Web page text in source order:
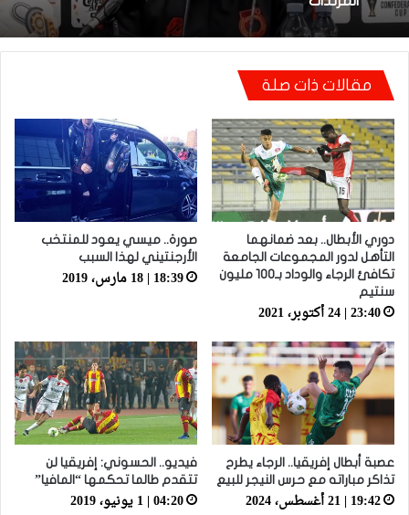
شكري خطوي يشيد بروح لاعبيه القتالية: “ضغطنا
على الوداد ومارجعناش للوراء وماعتمدناش على
بنهاشم
مقالات ذات صلة
دوري الأبطال.. بعد ضمانهما
التأهل لدور المجموعات الجامعة
تكافئ الرجاء والوداد بـ100 مليون
سنتيم
23:40 | 24 أكتوبر، 2021
صورة.. ميسي يعود للمنتخب
الأرجنتيني لهذا السبب
18:39 | 18 مارس، 2019
عصبة أبطال إفريقيا.. الرجاء يطرح
تذاكر مباراته مع حرس النيجر للبيع
19:42 | 21 أغسطس، 2024
فيديو.. الحسوني: إفريقيا لن
تتقدم طالما تحكمها “المافيا”
04:20 | 1 يونيو، 2019